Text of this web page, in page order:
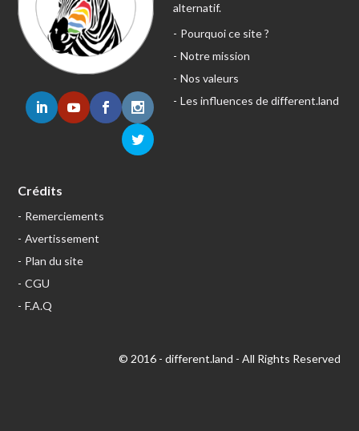
alternatif.
Pourquoi ce site ?
Notre mission
Nos valeurs
Les influences de different.land
Crédits
Remerciements
Avertissement
Plan du site
CGU
F.A.Q
© 2016 - different.land - All Rights Reserved